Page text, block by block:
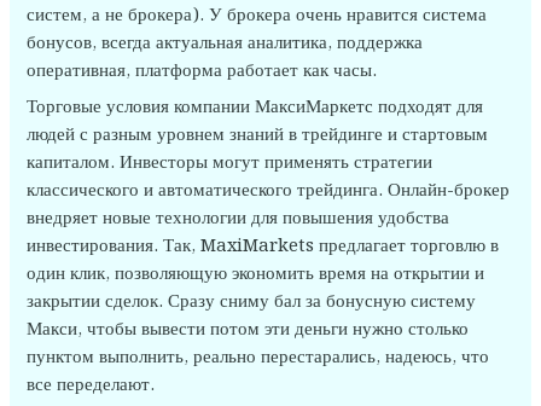
систем, а не брокера). У брокера очень нравится система
бонусов, всегда актуальная аналитика, поддержка
оперативная, платформа работает как часы.
Торговые условия компании МаксиМаркетс подходят для
людей с разным уровнем знаний в трейдинге и стартовым
капиталом. Инвесторы могут применять стратегии
классического и автоматического трейдинга. Онлайн-брокер
внедряет новые технологии для повышения удобства
инвестирования. Так, MaxiMarkets предлагает торговлю в
один клик, позволяющую экономить время на открытии и
закрытии сделок. Сразу сниму бал за бонусную систему
Макси, чтобы вывести потом эти деньги нужно столько
пунктом выполнить, реально перестарались, надеюсь, что
все переделают.